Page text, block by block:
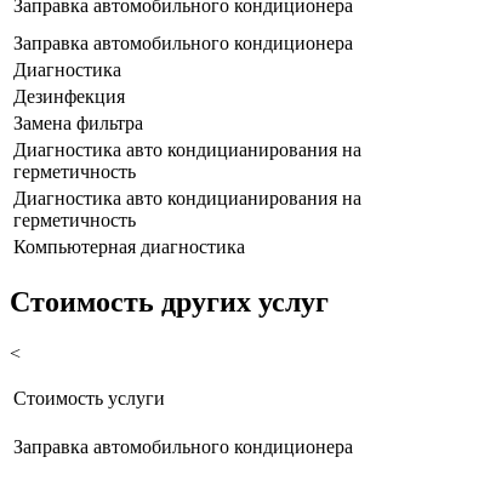
Заправка автомобильного кондиционера
Заправка автомобильного кондиционера
Диагностика
Дезинфекция
Замена фильтра
Диагностика авто кондицианирования на
герметичность
Диагностика авто кондицианирования на
герметичность
Компьютерная диагностика
Стоимость других услуг
<
Стоимость услуги
Заправка автомобильного кондиционера